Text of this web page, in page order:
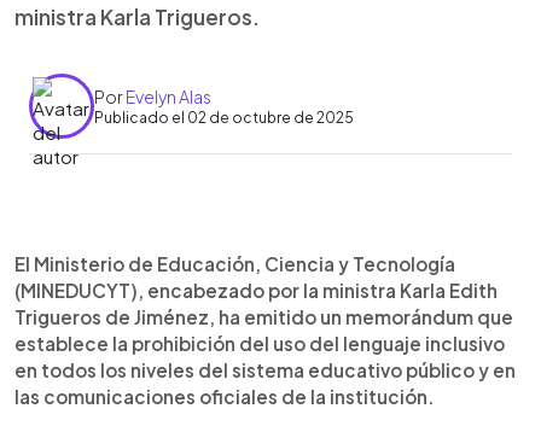
ministra Karla Trigueros.
PorEvelyn Alas
Publicado el 02 de octubre de 2025
► Escuchar artículo
El memorándum también establece que todo
mensaje institucional, ya sea en medios impresos
o digitales, debe respetar las normas del idioma
reconocidas oficialmente. No se detallan
sanciones, pero se encomienda a las direcciones
escolares garantizar el cumplimiento. La
El Ministerio de Educación, Ciencia y Tecnología
(MINEDUCYT), encabezado por la ministra Karla Edith
Trigueros de Jiménez, ha emitido un memorándum que
establece la prohibición del uso del lenguaje inclusivo
en todos los niveles del sistema educativo público y en
las comunicaciones oficiales de la institución.